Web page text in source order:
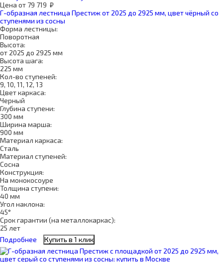
Цена от 79 719 ₽
Г-образная лестница Престиж от 2025 до 2925 мм, цвет чёрный со
ступенями из сосны
Форма лестницы:
Поворотная
Высота:
от 2025 до 2925 мм
Высота шага:
225 мм
Кол-во ступеней:
9, 10, 11, 12, 13
Цвет каркаса:
Черный
Глубина ступени:
300 мм
Ширина марша:
900 мм
Материал каркаса:
Сталь
Материал ступеней:
Сосна
Конструкция:
На монокосоуре
Толщина ступени:
40 мм
Угол наклона:
45°
Срок гарантии (на металлокаркас):
25 лет
Подробнее
Купить в 1 клик